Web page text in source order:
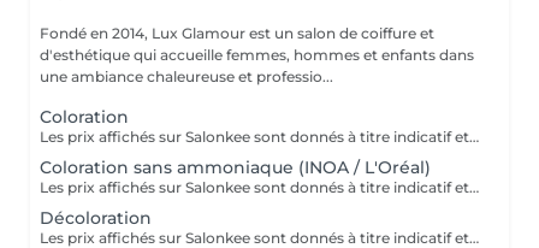
Fondé en 2014, Lux Glamour est un salon de coiffure et
d'esthétique qui accueille femmes, hommes et enfants dans
une ambiance chaleureuse et professio...
Coloration
Les prix affichés sur Salonkee sont donnés à titre indicatif et représentent les tarifs de base. Ceux-ci peuvent varier en fonction du diagnostic effectué lors de votre arrivée au salon et de l'expertise du professionnel à qui vous confiez vos soins de beauté. Dans tout les cas, un devis détaillé vous sera proposé et toute prestation sera réalisée avec votre accord.
Coloration sans ammoniaque (INOA / L'Oréal)
Les prix affichés sur Salonkee sont donnés à titre indicatif et représentent les tarifs de base. Ceux-ci peuvent varier en fonction du diagnostic effectué lors de votre arrivée au salon et de l'expertise du professionnel à qui vous confiez vos soins de beauté. Dans tout les cas, un devis détaillé vous sera proposé et toute prestation sera réalisée avec votre accord.
Décoloration
Les prix affichés sur Salonkee sont donnés à titre indicatif et représentent les tarifs de base. Ceux-ci peuvent varier en fonction du diagnostic effectué lors de votre arrivée au salon et de l'expertise du professionnel à qui vous confiez vos soins de beauté. Dans tout les cas, un devis détaillé vous sera proposé et toute prestation sera réalisée avec votre accord.